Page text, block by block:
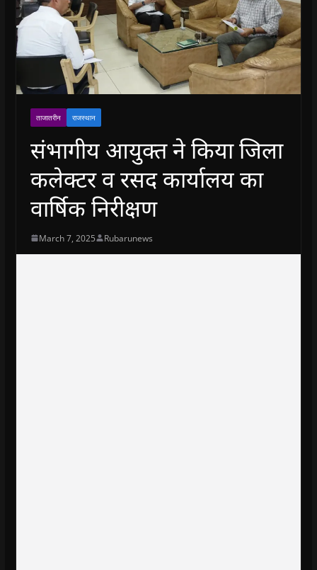
ताजातरीन राजस्थान
संभागीय आयुक्‍त ने किया जिला
कलेक्‍टर व रसद कार्यालय का
वार्षिक निरीक्षण
March 7, 2025 Rubarunews